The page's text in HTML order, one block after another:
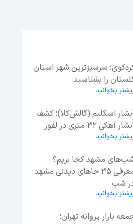
سرسبزترین شهر استان
را بشناسید
بخوانید
اسکلیم (گالش‌کلا)؛ کشف
آهکی ۳۲ متری در لفور
بخوانید
مشهد کجا بریم؟
معرفی 35 جاهای دیدنی مشهد
شب
بخوانید
بازار پروانه تهران؛